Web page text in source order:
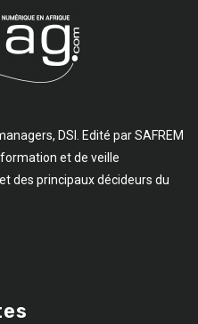
DSI. Edité par SAFREM
et de veille
des principaux décideurs du